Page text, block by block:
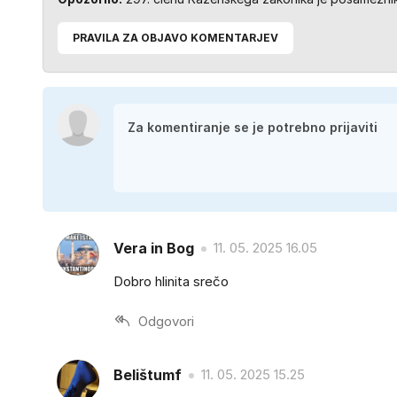
PRAVILA ZA OBJAVO KOMENTARJEV
Vera in Bog
11. 05. 2025 16.05
Dobro hlinita srečo
Odgovori
Belištumf 11. 05. 2025 15.25